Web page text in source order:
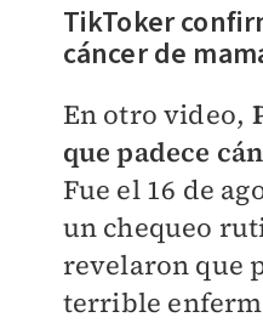
TikToker
cáncer de
En otro video,
que padece
Fue el 16 de
un chequeo
revelaron que
terrible